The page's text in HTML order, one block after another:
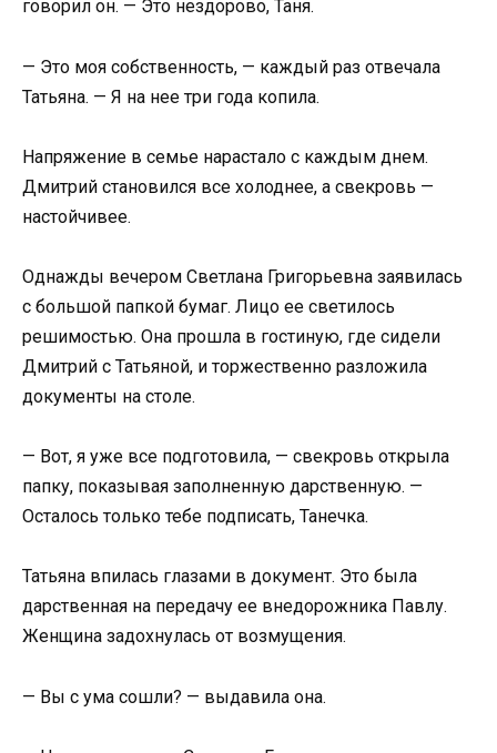
говорил он. — Это нездорово, Таня.
— Это моя собственность, — каждый раз отвечала
Татьяна. — Я на нее три года копила.
Напряжение в семье нарастало с каждым днем.
Дмитрий становился все холоднее, а свекровь —
настойчивее.
Однажды вечером Светлана Григорьевна заявилась
с большой папкой бумаг. Лицо ее светилось
решимостью. Она прошла в гостиную, где сидели
Дмитрий с Татьяной, и торжественно разложила
документы на столе.
— Вот, я уже все подготовила, — свекровь открыла
папку, показывая заполненную дарственную. —
Осталось только тебе подписать, Танечка.
Татьяна впилась глазами в документ. Это была
дарственная на передачу ее внедорожника Павлу.
Женщина задохнулась от возмущения.
— Вы с ума сошли? — выдавила она.